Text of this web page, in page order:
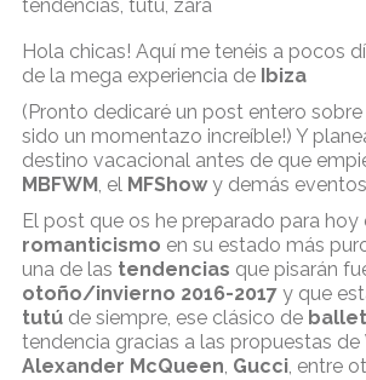
tendencias, tutú, zara
Hola chicas! Aquí me tenéis a pocos
de la mega experiencia de Ibiza
(Pronto dedicaré un post entero
sido un momentazo increíble!) Y
destino vacacional antes de que
MBFWM , el MFShowy demás
El post que os he preparado para hoy
romanticismo en su estado más
una de las tendencias que pisarán
otoño/invierno 2016-2017y que
tutúde siempre, ese clásico de ballet
tendencia gracias a las propuestas de
Alexander McQueen, Gucci, entre